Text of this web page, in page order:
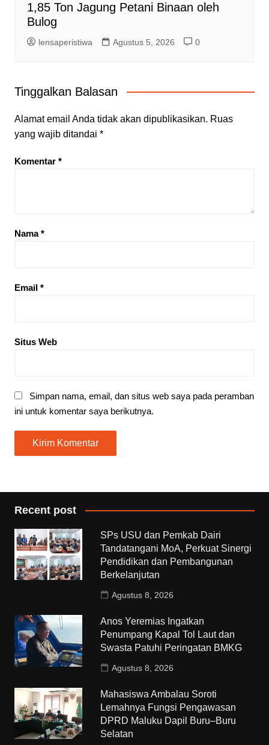
1,85 Ton Jagung Petani Binaan oleh
Bulog
lensaperistiwa Agustus 5, 2026 0
Tinggalkan Balasan
Alamat email Anda tidak akan dipublikasikan. Ruas
yang wajib ditandai *
Komentar *
Nama*
Email *
Situs Web
Simpan nama, email, dan situs web saya pada peramban
ini untuk komentar saya berikutnya.
Recent post
SPs USU dan Pemkab Dairi
Tandatangani MoA, Perkuat Sinergi
Pendidikan dan Pembangunan
Berkelanjutan
Agustus 8, 2026
Anos Yeremias Ingatkan
Penumpang Kapal Tol Laut dan
Swasta Patuhi Peringatan BMKG
Agustus 8, 2026
Mahasiswa Ambalau Soroti
Lemahnya Fungsi Pengawasan
DPRD Maluku Dapil Buru–Buru
Selatan